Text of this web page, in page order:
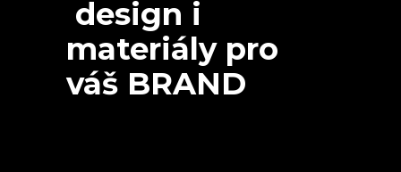
design i
materiály pro
váš BRAND